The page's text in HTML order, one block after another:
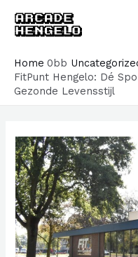
naar
inhoud
Home
FitPunt Hengelo: Dé
Gezonde Levensstijl